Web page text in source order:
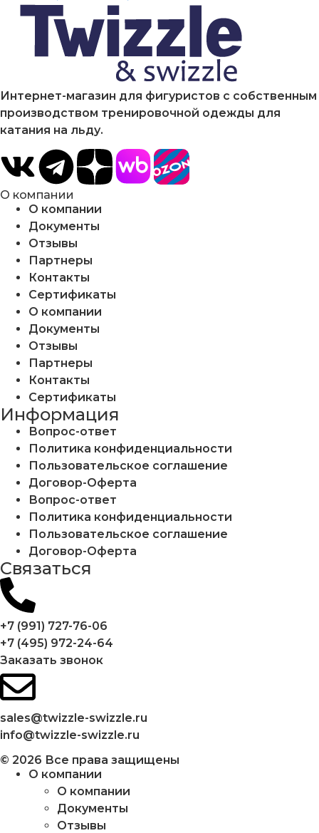
Интернет-магазин для фигуристов с собственным
производством тренировочной одежды для
катания на льду.
О компании
О компании
Документы
Отзывы
Партнеры
Контакты
Сертификаты
О компании
Документы
Отзывы
Партнеры
Контакты
Сертификаты
Информация
Вопрос-ответ
Политика конфиденциальности
Пользовательское соглашение
Договор-Оферта
Вопрос-ответ
Политика конфиденциальности
Пользовательское соглашение
Договор-Оферта
Cвязаться
+7 (991) 727-76-06
+7 (495) 972-24-64
Заказать звонок
sales@twizzle-swizzle.ru
info@twizzle-swizzle.ru
© 2026 Все права защищены
О компании
О компании
Документы
Отзывы